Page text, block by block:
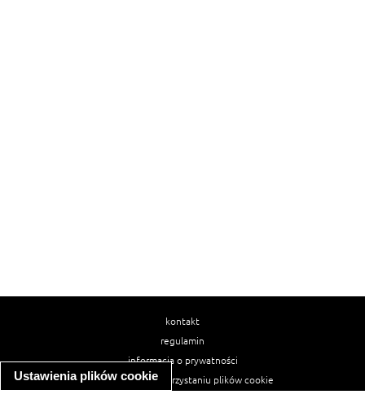
Ustawienia plików cookie
kontakt
regulamin
informacja o prywatności
informacja o wykorzystaniu plików cookie